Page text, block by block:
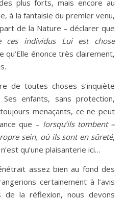
plus forts, mais encore au
à la fantaisie du premier venu,
de la Nature – déclarer que
ces individus Lui est chose
qu’Elle énonce très clairement,
de toutes choses s’inquiète
enfants, sans protection,
menaçants, ce ne peut
que – lorsqu’ils tombent –
sein, où ils sont en sûreté,
qu’une plaisanterie ici…
assez bien au fond des
certainement à l’avis
de la réflexion, nous devons